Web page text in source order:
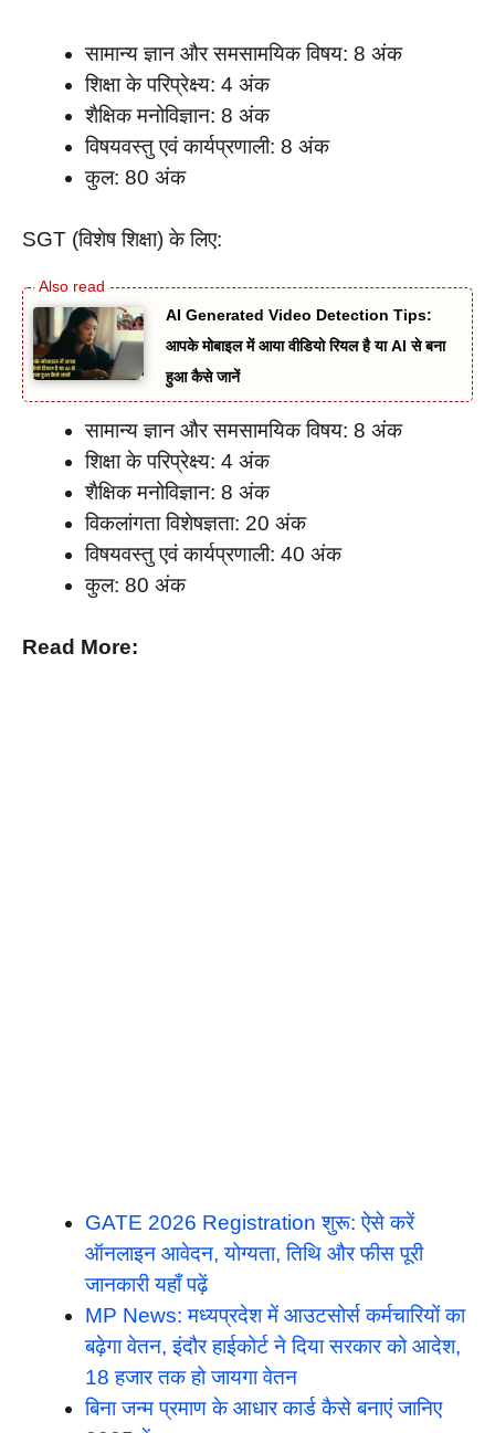
सामान्य ज्ञान और समसामयिक विषय: 8 अंक
शिक्षा के परिप्रेक्ष्य: 4 अंक
शैक्षिक मनोविज्ञान: 8 अंक
विषयवस्तु एवं कार्यप्रणाली: 8 अंक
कुल: 80 अंक
SGT (विशेष शिक्षा) के लिए:
AI Generated Video Detection Tips:
आपके मोबाइल में आया वीडियो रियल है या AI से बना
हुआ कैसे जानें
सामान्य ज्ञान और समसामयिक विषय: 8 अंक
शिक्षा के परिप्रेक्ष्य: 4 अंक
शैक्षिक मनोविज्ञान: 8 अंक
विकलांगता विशेषज्ञता: 20 अंक
विषयवस्तु एवं कार्यप्रणाली: 40 अंक
कुल: 80 अंक
Read More:
GATE 2026 Registration शुरू: ऐसे करें
ऑनलाइन आवेदन, योग्यता, तिथि और फीस पूरी
जानकारी यहाँ पढ़ें
MP News: मध्यप्रदेश में आउटसोर्स कर्मचारियों का
बढ़ेगा वेतन, इंदौर हाईकोर्ट ने दिया सरकार को आदेश,
18 हजार तक हो जायगा वेतन
बिना जन्म प्रमाण के आधार कार्ड कैसे बनाएं जानिए